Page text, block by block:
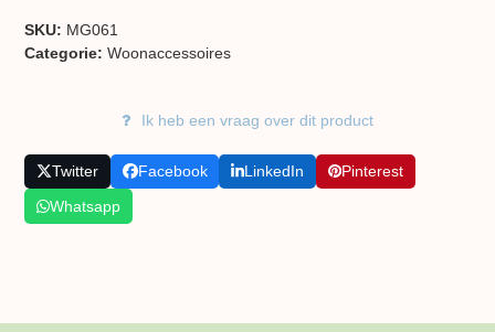
SKU: MG061
Categorie:Woon​accessoires
Ik heb een vraag over dit product
Twitter Facebook LinkedIn
Pinterest
Whatsapp